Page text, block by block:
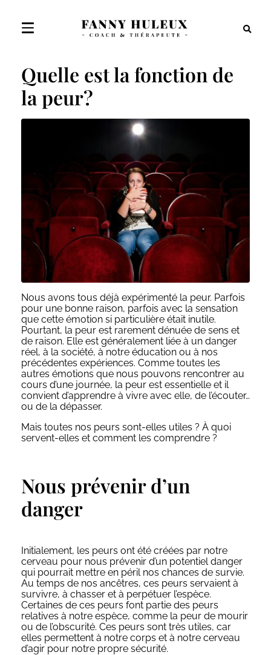
Quelle est la fonction de
la peur?
Nous avons tous déjà expérimenté la peur. Parfois
pour une bonne raison, parfois avec la sensation
que cette émotion si particulière était inutile.
Pourtant, la peur est rarement dénuée de sens et
de raison. Elle est généralement liée à un danger
réel, à la société, à notre éducation ou à nos
précédentes expériences. Comme toutes les
autres émotions que nous pouvons rencontrer au
cours d’une journée, la peur est essentielle et il
convient d’apprendre à vivre avec elle, de l’écouter…
ou de la dépasser.
Mais toutes nos peurs sont-elles utiles ? À quoi
servent-elles et comment les comprendre ?
Nous prévenir d’un
danger
Initialement, les peurs ont été créées par notre
cerveau pour nous prévenir d’un potentiel danger
qui pourrait mettre en péril nos chances de survie.
Au temps de nos ancêtres, ces peurs servaient à
survivre, à chasser et à perpétuer l’espèce.
Certaines de ces peurs font partie des peurs
relatives à notre espèce, comme la peur de mourir
ou de l’obscurité. Ces peurs sont très utiles, car
elles permettent à notre corps et à notre cerveau
d’agir pour notre propre sécurité.